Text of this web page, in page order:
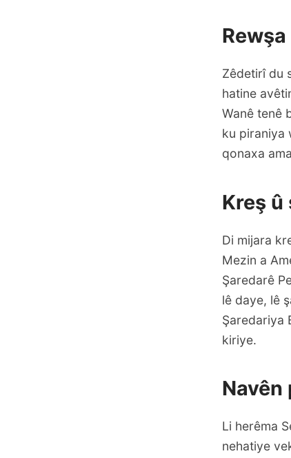
Zêdetirî du
hatine
Wanê tenê
ku piraniya
qonaxa
Kreş û
Di mijara
Mezin a
Şaredarê
lê daye, lê
Şaredariya
kiriye.
Navên
Li herêma
nehatiye